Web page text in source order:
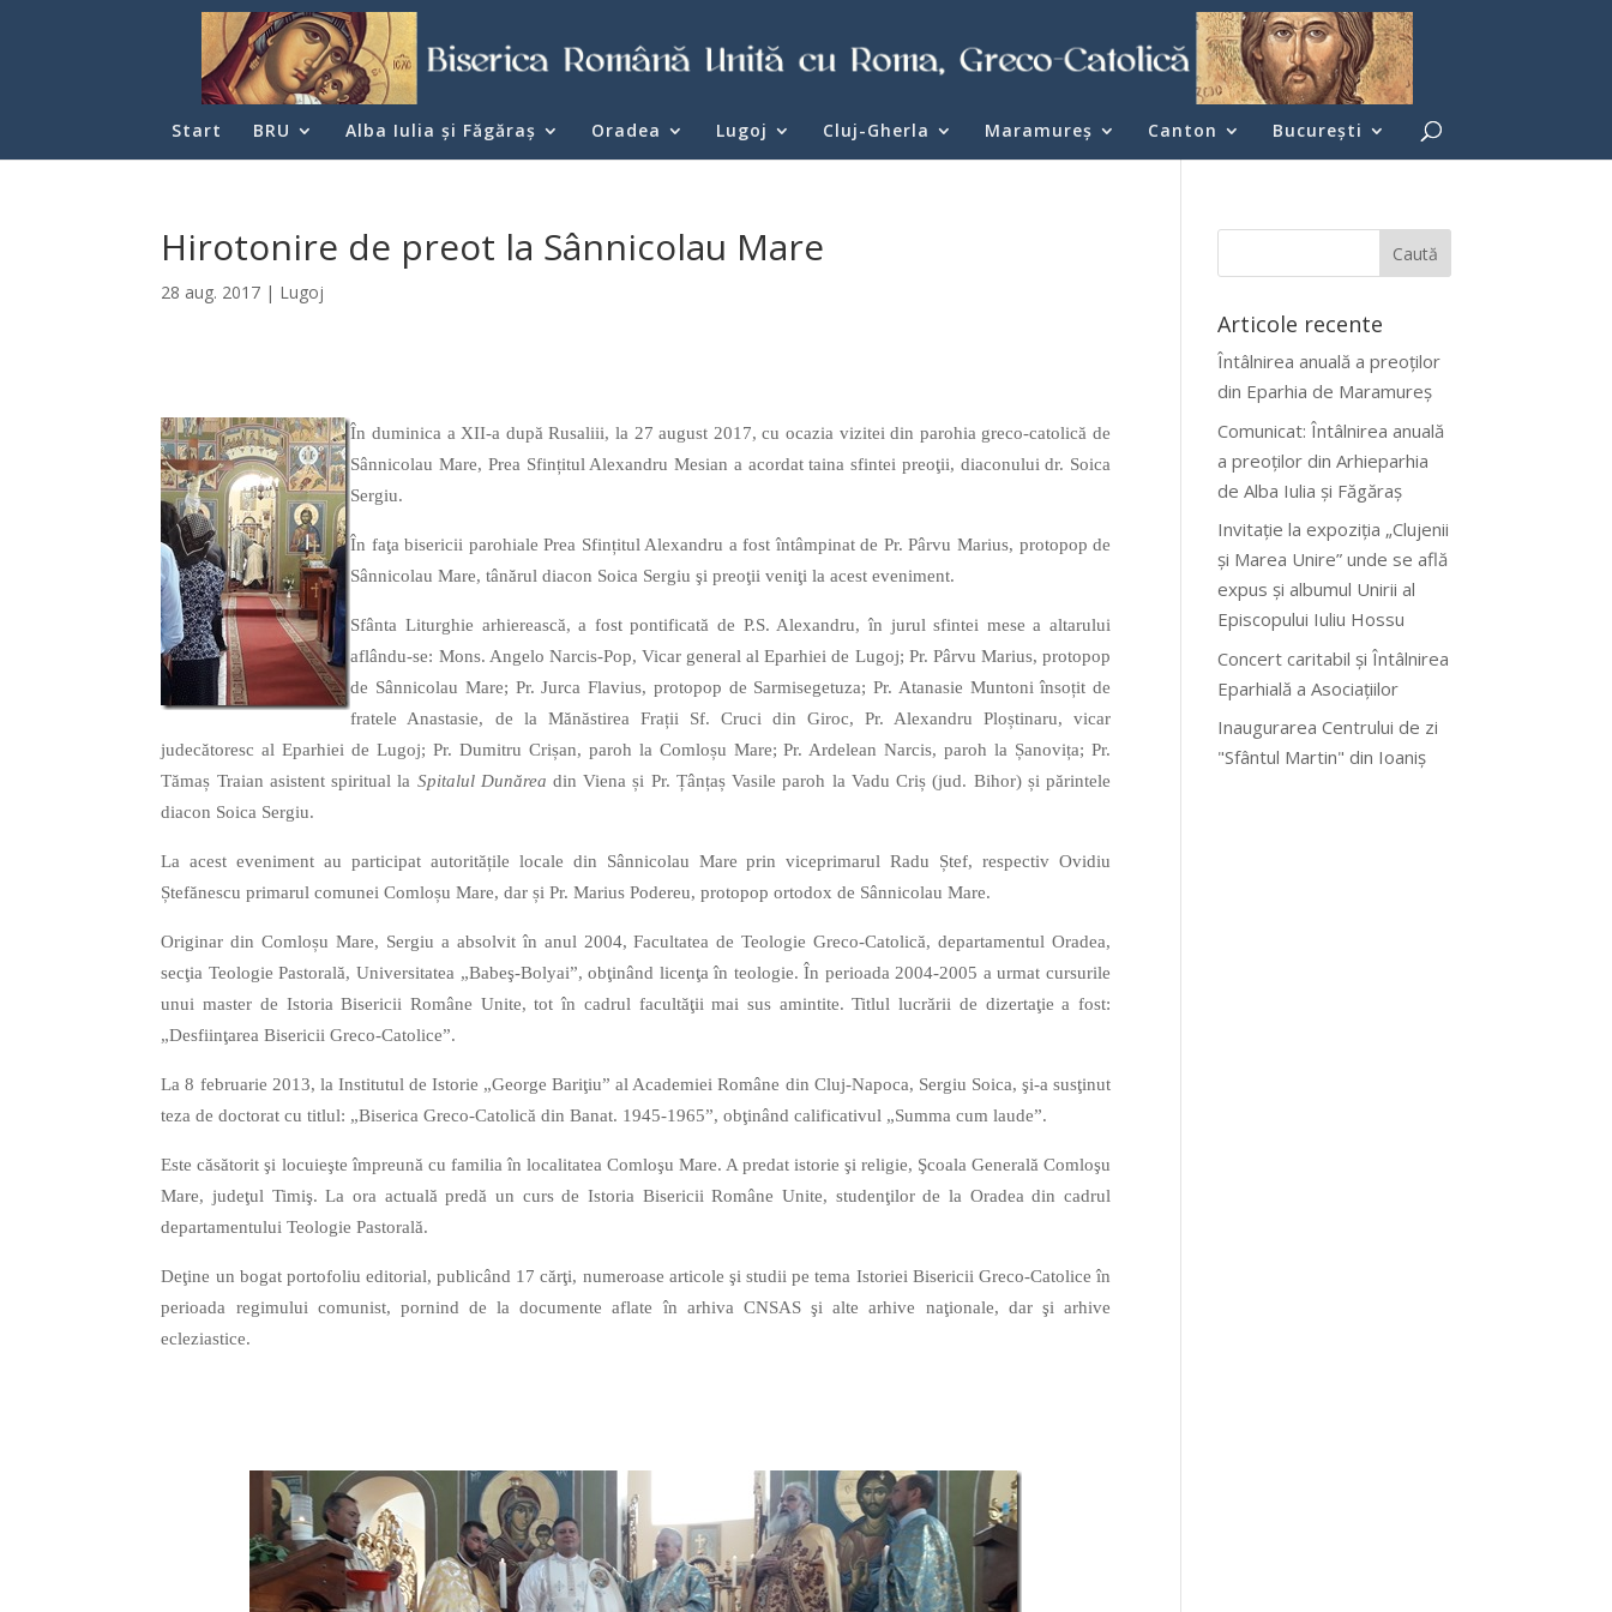
Start BRU Alba Iulia şi Făgăraş Oradea Lugoj Cluj-Gherla Maramureş Canton București
Hirotonire de preot la Sânnicolau Mare
28 aug. 2017 | Lugoj
În duminica a XII-a după Rusaliii, la 27 august 2017, cu ocazia vizitei din parohia greco-catolică de
Sânnicolau Mare, Prea Sfințitul Alexandru Mesian a acordat taina sfintei preoţii, diaconului dr. Soica
Sergiu.
În faţa bisericii parohiale Prea Sfințitul Alexandru a fost întâmpinat de Pr. Pârvu Marius, protopop de
Sânnicolau Mare, tânărul diacon Soica Sergiu şi preoţii veniţi la acest eveniment.
Sfânta Liturghie arhierească, a fost pontificată de P.S. Alexandru, în jurul sfintei mese a altarului
aflându-se: Mons. Angelo Narcis-Pop, Vicar general al Eparhiei de Lugoj; Pr. Pârvu Marius, protopop
de Sânnicolau Mare; Pr. Jurca Flavius, protopop de Sarmisegetuza; Pr. Atanasie Muntoni însoțit de
fratele Anastasie, de la Mănăstirea Frații Sf. Cruci din Giroc, Pr. Alexandru Ploștinaru, vicar
judecătoresc al Eparhiei de Lugoj; Pr. Dumitru Crișan, paroh la Comloșu Mare; Pr. Ardelean Narcis, paroh la Șanovița; Pr.
Tămaș Traian asistent spiritual la Spitalul Dunăreadin Viena și Pr. Țânțaș Vasile paroh la Vadu Criș (jud. Bihor) și părintele
diacon Soica Sergiu.
La acest eveniment au participat autoritățile locale din Sânnicolau Mare prin viceprimarul Radu Ștef, respectiv Ovidiu
Ștefănescu primarul comunei Comloșu Mare, dar și Pr. Marius Podereu, protopop ortodox de Sânnicolau Mare.
Originar din Comloșu Mare, Sergiu a absolvit în anul 2004, Facultatea de Teologie Greco-Catolică, departamentul Oradea,
secţia Teologie Pastorală, Universitatea „Babeş-Bolyai”, obţinând licenţa în teologie. În perioada 2004-2005 a urmat cursurile
unui master de Istoria Bisericii Române Unite, tot în cadrul facultăţii mai sus amintite. Titlul lucrării de dizertaţie a fost:
„Desfiinţarea Bisericii Greco-Catolice”.
La 8 februarie 2013, la Institutul de Istorie „George Bariţiu” al Academiei Române din Cluj-Napoca, Sergiu Soica, şi-a susţinut
teza de doctorat cu titlul: „Biserica Greco-Catolică din Banat. 1945-1965”, obţinând calificativul „Summa cum laude”.
Este căsătorit şi locuieşte împreună cu familia în localitatea Comloşu Mare. A predat istorie şi religie, Şcoala Generală Comloşu
Mare, judeţul Timiş. La ora actuală predă un curs de Istoria Bisericii Române Unite, studenţilor de la Oradea din cadrul
departamentului Teologie Pastorală.
Deţine un bogat portofoliu editorial, publicând 17 cărţi, numeroase articole şi studii pe tema Istoriei Bisericii Greco-Catolice în
perioada regimului comunist, pornind de la documente aflate în arhiva CNSAS şi alte arhive naţionale, dar şi arhive
ecleziastice.
Articole recente
Întâlnirea anuală a preoților
din Eparhia de Maramureș
Comunicat: Întâlnirea anuală
a preoților din Arhieparhia
de Alba Iulia și Făgăraș
Invitație la expoziția „Clujenii
și Marea Unire” unde se află
expus și albumul Unirii al
Episcopului Iuliu Hossu
Concert caritabil și Întâlnirea
Eparhială a Asociațiilor
Inaugurarea Centrului de zi
"Sfântul Martin" din Ioaniș